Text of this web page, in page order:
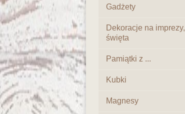
Gadżety
Dekoracje na imprezy,
święta
Pamiątki z ...
Kubki
Magnesy